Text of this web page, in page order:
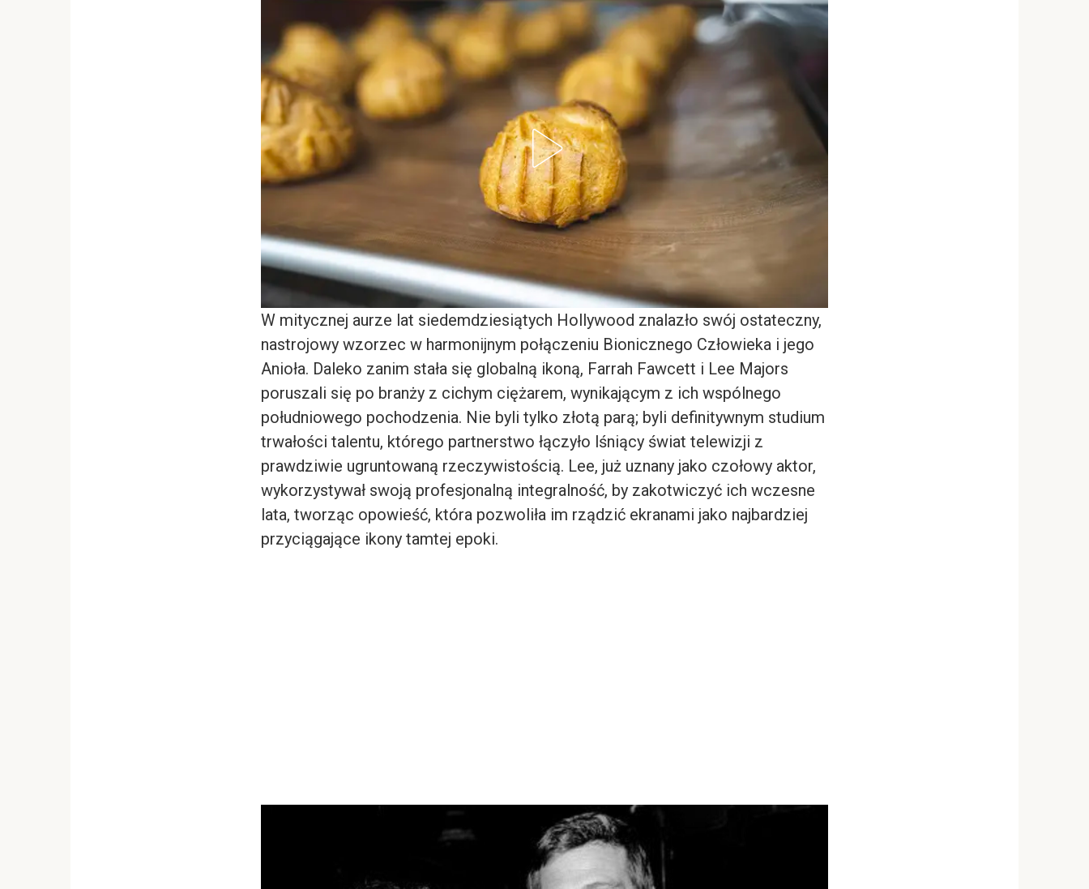
W mitycznej aurze lat siedemdziesiątych Hollywood znalazło swój ostateczny,
nastrojowy wzorzec w harmonijnym połączeniu Bionicznego Człowieka i jego
Anioła. Daleko zanim stała się globalną ikoną, Farrah Fawcett i Lee Majors
poruszali się po branży z cichym ciężarem, wynikającym z ich wspólnego
południowego pochodzenia. Nie byli tylko złotą parą; byli definitywnym studium
trwałości talentu, którego partnerstwo łączyło lśniący świat telewizji z
prawdziwie ugruntowaną rzeczywistością. Lee, już uznany jako czołowy aktor,
wykorzystywał swoją profesjonalną integralność, by zakotwiczyć ich wczesne
lata, tworząc opowieść, która pozwoliła im rządzić ekranami jako najbardziej
przyciągające ikony tamtej epoki.